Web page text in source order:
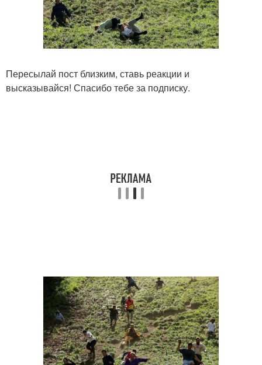
Пересылай пост близким, ставь реакции и
высказывайся! Спасибо тебе за подписку.